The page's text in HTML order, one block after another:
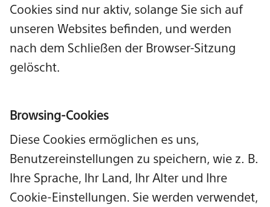
Cookies sind nur aktiv, solange Sie sich auf
unseren Websites befinden, und werden
nach dem Schließen der Browser-Sitzung
gelöscht.
Browsing-Cookies
Diese Cookies ermöglichen es uns,
Benutzereinstellungen zu speichern, wie z. B.
Ihre Sprache, Ihr Land, Ihr Alter und Ihre
Cookie-Einstellungen. Sie werden verwendet,